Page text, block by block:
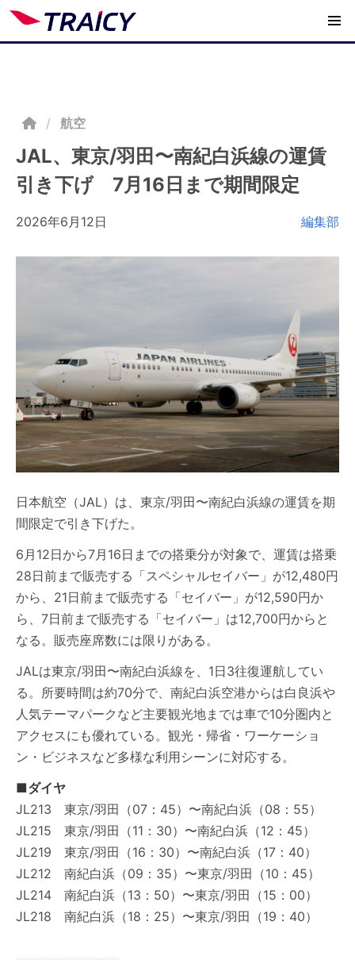
/ 航空
JAL、東京/羽田〜南紀白浜線の運賃
引き下げ 7月16日まで期間限定
2026年6月12日 編集部
日本航空（JAL）は、東京/羽田〜南紀白浜線の運賃を期
間限定で引き下げた。
6月12日から7月16日までの搭乗分が対象で、運賃は搭乗
28日前まで販売する「スペシャルセイバー」が12,480円
から、21日前まで販売する「セイバー」が12,590円か
ら、7日前まで販売する「セイバー」は12,700円からと
なる。販売座席数には限りがある。
JALは東京/羽田〜南紀白浜線を、1日3往復運航してい
る。所要時間は約70分で、南紀白浜空港からは白良浜や
人気テーマパークなど主要観光地までは車で10分圏内と
アクセスにも優れている。観光・帰省・ワーケーショ
ン・ビジネスなど多様な利用シーンに対応する。
■ダイヤ
JL213 東京/羽田（07：45）〜南紀白浜（08：55）
JL215 東京/羽田（11：30）〜南紀白浜（12：45）
JL219 東京/羽田（16：30）〜南紀白浜（17：40）
JL212 南紀白浜（09：35）〜東京/羽田（10：45）
JL214 南紀白浜（13：50）〜東京/羽田（15：00）
JL218 南紀白浜（18：25）〜東京/羽田（19：40）